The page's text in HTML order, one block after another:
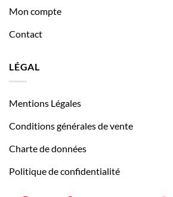
Mon compte
Contact
LÉGAL
Mentions Légales
Conditions générales de vente
Charte de données
Politique de confidentialité